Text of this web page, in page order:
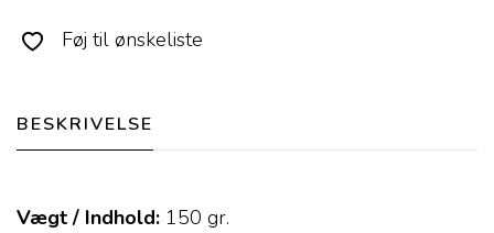
Føj til ønskeliste
BESKRIVELSE
Vægt / Indhold: 150 gr.